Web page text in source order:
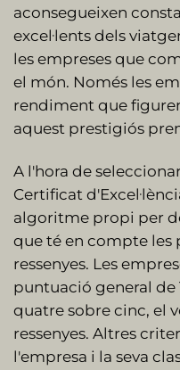
aconsegueixen
excel·lents dels
les empreses que
el món. Només les
rendiment que
aquest prestigiós
A l'hora de
Certificat
algoritme propi per
que té en compte les
ressenyes. Les
puntuació general
quatre sobre cinc, el
ressenyes. Altres
l'empresa i la seva